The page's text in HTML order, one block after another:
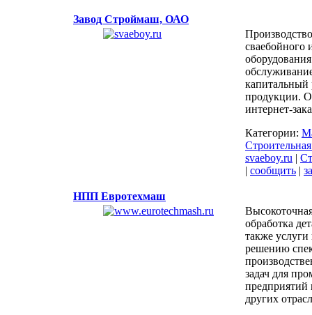
Завод Строймаш, ОАО
сваебойного
капитальный
продукции.
интернет-
Категории:
svaeboy.ru |
| сообщить |
НПП Евротехмаш
обработка
также
решению
задач для
предприятий
других